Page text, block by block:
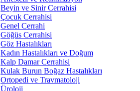
Beyin ve Sinir Cerrahisi
Çocuk Cerrahisi
Genel Cerrahi
Göğüs Cerrahisi
Göz Hastalıkları
Kadın Hastalıkları ve Doğum
Kalp Damar Cerrahisi
Kulak Burun Boğaz Hastalıkları
Ortopedi ve Travmatoloji
Üroloji